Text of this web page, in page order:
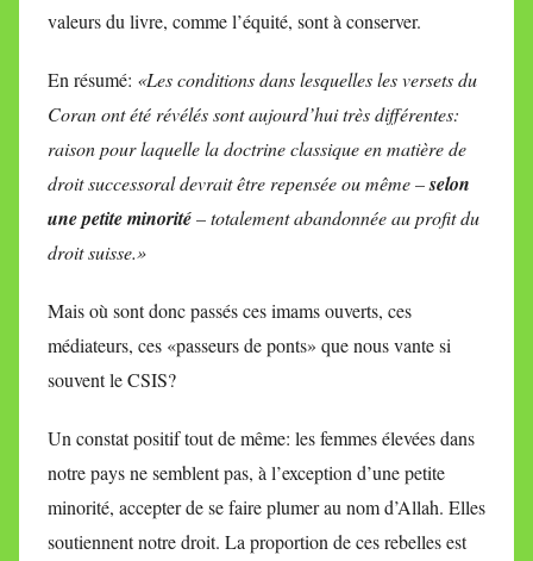
valeurs du livre, comme l’équité, sont à conserver.
En résumé: «Les conditions dans lesquelles les versets du
Coran ont été révélés sont aujourd’hui très différentes:
raison pour laquelle la doctrine classique en matière de
droit successoral devrait être repensée ou même –selon
une petite minorité– totalement abandonnée au profit du
droit suisse.»
Mais où sont donc passés ces imams ouverts, ces
médiateurs, ces «passeurs de ponts» que nous vante si
souvent le CSIS?
Un constat positif tout de même: les femmes élevées dans
notre pays ne semblent pas, à l’exception d’une petite
minorité, accepter de se faire plumer au nom d’Allah. Elles
soutiennent notre droit. La proportion de ces rebelles est